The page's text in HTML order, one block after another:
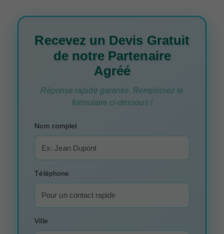
Recevez un Devis Gratuit
de notre Partenaire
Agréé
Réponse rapide garantie. Remplissez le
formulaire ci-dessous !
Nom complet
Téléphone
Ville